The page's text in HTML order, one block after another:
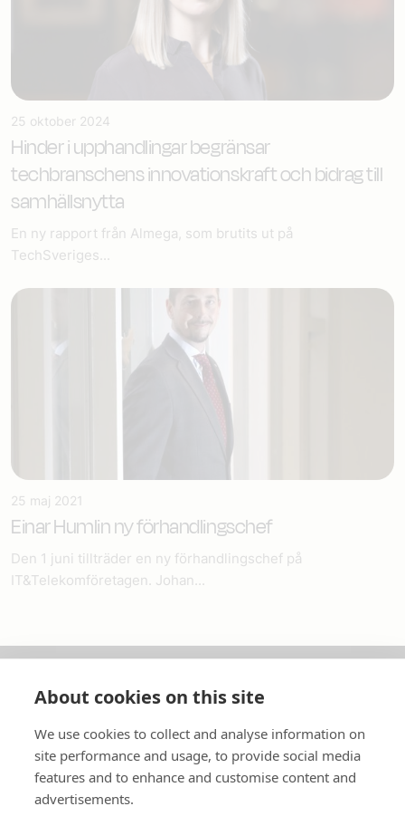
25 oktober 2024
Hinder i upphandlingar begränsar
techbranschens innovationskraft och bidrag till
samhällsnytta
En ny rapport från Almega, som brutits ut på
TechSveriges...
25 maj 2021
Einar Humlin ny förhandlingschef
Den 1 juni tillträder en ny förhandlingschef på
IT&Telekomföretagen. Johan...
In English
Standardavtal
About cookies on this site
We use cookies to collect and analyse information on
site performance and usage, to provide social media
features and to enhance and customise content and
advertisements.